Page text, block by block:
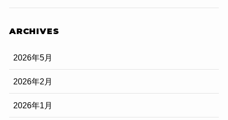
ARCHIVES
2026年5月
2026年2月
2026年1月